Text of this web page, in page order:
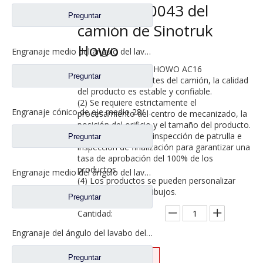
Preguntar
Engranaje medio del ángulo del lavabo del puente para los recambios 42104456 del camión de SAIC Hongyan
Preguntar
Engranaje cónico de eje medio 28/21 para eje Ankai Benz, repuestos para camiones Foton Auman HFF2502038/39CK1BZ
Preguntar
Engranaje medio del ángulo del lavabo del puente para los recambios 5801845742 del camión de SAIC Hongyan
Preguntar
Engranaje del ángulo del lavabo del puente medio para los recambios 81.35199.6535 de Shamcan DelongTruck
Preguntar
AZ9981340043 del
camión de Sinotruk
Howo
Aplicación: Sinotruk HOWO AC16
(1) Piezas coincidentes del camión, la calidad
del producto es estable y confiable.
(2) Se requiere estrictamente el
procesamiento del centro de mecanizado, la
posición del orificio y el tamaño del producto.
(3) Autoinspección, inspección de patrulla e
inspección de finalización para garantizar una
tasa de aprobación del 100% de los
productos.
(4) Los productos se pueden personalizar
según muestras y dibujos.
Cantidad:
Preguntar